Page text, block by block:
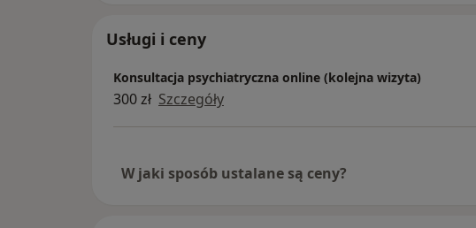
Usługi i ceny
Konsultacja psychiatryczna online (kolejna wizyta)
300 zł Szczegóły
W jaki sposób ustalane są ceny?